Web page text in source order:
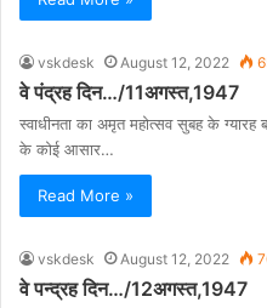
vskdesk August 12, 2022
वे पंद्रह दिन…/11अगस्त,1947
स्वाधीनता का अमृत महोत्सव सुबह के
के कोई आसार…
Read More »
vskdesk August 12, 2022
वे पन्द्रह दिन…/12अगस्त,1947